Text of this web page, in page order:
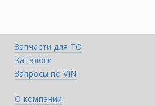
Запчасти для ТО
Каталоги
Запросы по VIN
О компании